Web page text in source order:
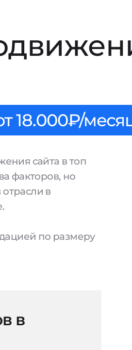
18.000₽/
сайта в топ
факторов, но
в
по размеру
в